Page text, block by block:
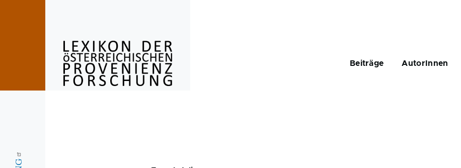
Beiträge AutorInnen